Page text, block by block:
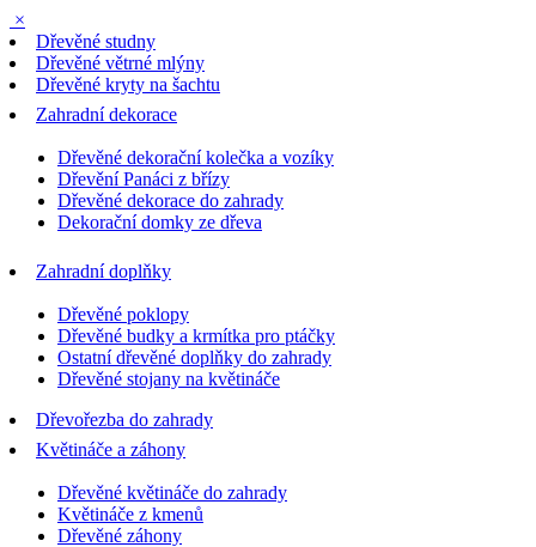
×
Dřevěné studny
Dřevěné větrné mlýny
Dřevěné kryty na šachtu
Zahradní dekorace
Dřevěné dekorační kolečka a vozíky
Dřevění Panáci z břízy
Dřevěné dekorace do zahrady
Dekorační domky ze dřeva
Zahradní doplňky
Dřevěné poklopy
Dřevěné budky a krmítka pro ptáčky
Ostatní dřevěné doplňky do zahrady
Dřevěné stojany na květináče
Dřevořezba do zahrady
Květináče a záhony
Dřevěné květináče do zahrady
Květináče z kmenů
Dřevěné záhony